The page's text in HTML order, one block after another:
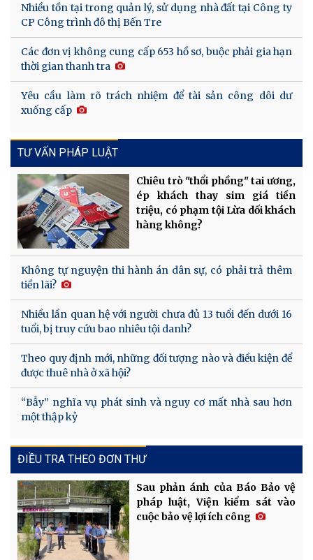
Nhiều tồn tại trong quản lý, sử dụng nhà đất tại Công ty
CP Công trình đô thị Bến Tre
Các đơn vị không cung cấp 653 hồ sơ, buộc phải gia hạn
thời gian thanh tra
Yêu cầu làm rõ trách nhiệm để tài sản công dôi dư
xuống cấp
TƯ VẤN PHÁP LUẬT
Chiêu trò "thổi phồng" tai ương,
ép khách thay sim giá tiền
triệu, có phạm tội Lừa dối khách
hàng không?
Không tự nguyện thi hành án dân sự, có phải trả thêm
tiền lãi?
Nhiều lần quan hệ với người chưa đủ 13 tuổi đến dưới 16
tuổi, bị truy cứu bao nhiêu tội danh?
Theo quy định mới, những đối tượng nào và điều kiện để
được thuê nhà ở xã hội?
“Bẫy” nghĩa vụ phát sinh và nguy cơ mất nhà sau hơn
một thập kỷ
ĐIỀU TRA THEO ĐƠN THƯ
Sau phản ánh của Báo Bảo vệ
pháp luật, Viện kiểm sát vào
cuộc bảo vệ lợi ích công